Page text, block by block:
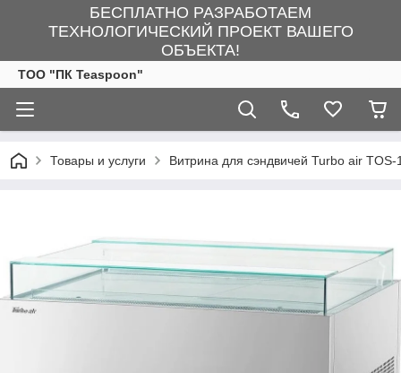
БЕСПЛАТНО РАЗРАБОТАЕМ
ТЕХНОЛОГИЧЕСКИЙ ПРОЕКТ ВАШЕГО
ОБЪЕКТА!
ТОО "ПК Teaspoon"
Товары и услуги Витрина для сэндвичей Turbo air TOS-